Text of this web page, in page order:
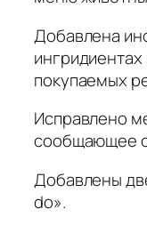
Добавлена
покупаемых
Исправлено
сообщающее
Добавлены
do».